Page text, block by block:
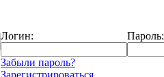
Логин: Пароль:
Забыли пароль?
Зарегистрироваться